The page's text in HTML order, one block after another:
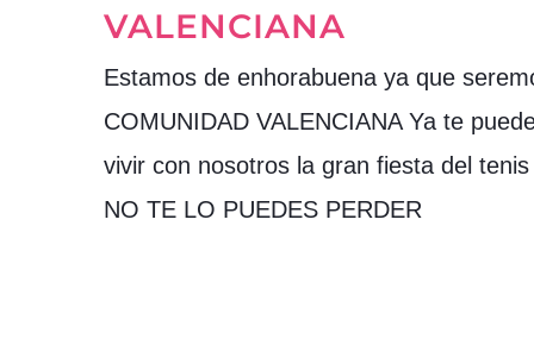
VALENCIANA
Estamos de enhorabuena ya que
COMUNIDAD VALENCIANA Ya te
vivir con nosotros la gran fiesta del
NO TE LO PUEDES PERDER